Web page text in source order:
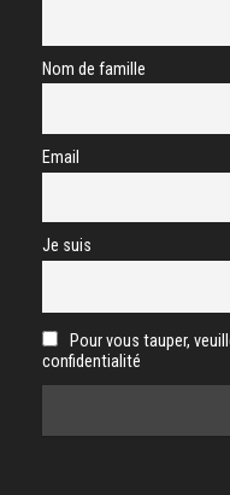
Nom de famille
Email
Je suis
Pour vous tauper,
confidentialité